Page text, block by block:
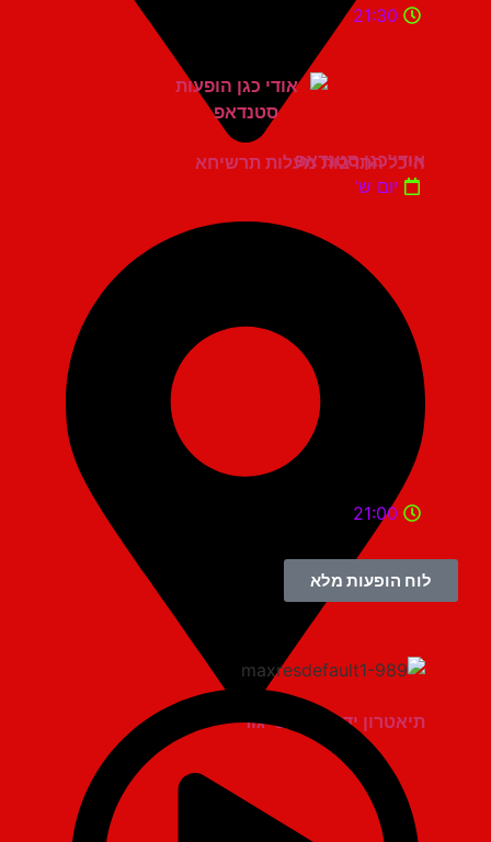
היכל התרבות מעלות תרשיחא
21:30
אודי כגן סטנדאפ
יום ש'
תיאטרון יד למגינים יגור
21:00
לוח הופעות מלא